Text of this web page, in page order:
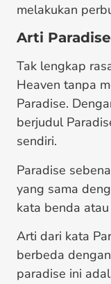
melakukan
Arti Paradise
Tak lengkap
Heaven tanpa
Paradise.
berjudul
sendiri.
Paradise
yang sama
kata benda
Arti dari kata
berbeda
paradise ini